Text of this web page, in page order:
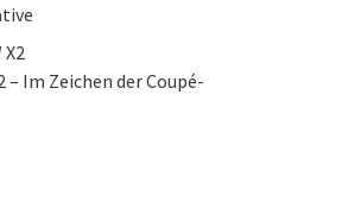
– Im Zeichen der Coupé-